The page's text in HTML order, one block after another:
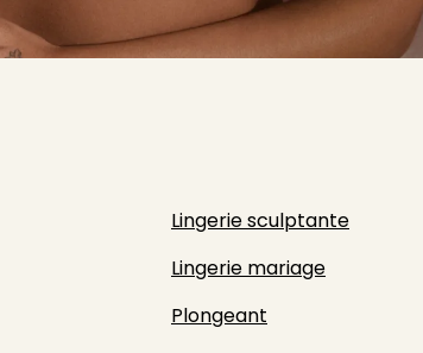
Lingerie sculptante
Lingerie mariage
Plongeant